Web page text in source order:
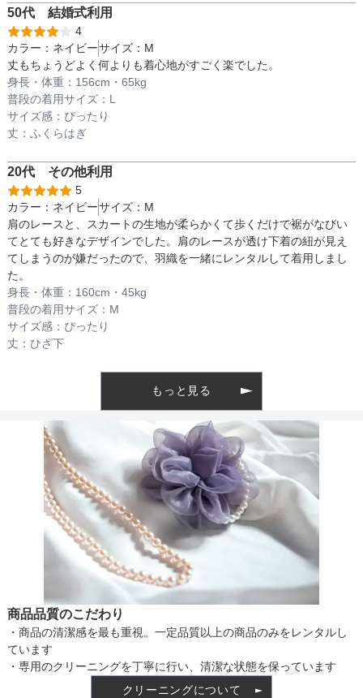
インナー
透け感
着丈目安
ファスナー
骨格タイプ ナチュラル
50代 結婚式利用
4
カラー： ネイビーサイズ： M
丈もちょうどよく何よりも着心地がすごく楽でした。
身長・体重： 156cm・ 65kg
普段の着用サイズ： L
サイズ感： ぴったり
丈： ふくらはぎ
20代 その他利用
5
カラー： ネイビーサイズ： M
肩のレースと、スカートの生地が柔らかくて歩くだけで裾がなびい
てとても好きなデザインでした。肩のレースが透け下着の紐が見え
てしまうのが嫌だったので、羽織を一緒にレンタルして着用しまし
た。
身長・体重： 160cm・ 45kg
普段の着用サイズ： M
サイズ感： ぴったり
丈： ひざ下
もっと見る
商品品質のこだわり
・商品の清潔感を最も重視。一定品質以上の商品のみをレンタルし
ています
・専用のクリーニングを丁寧に行い、清潔な状態を保っています
クリーニングについて